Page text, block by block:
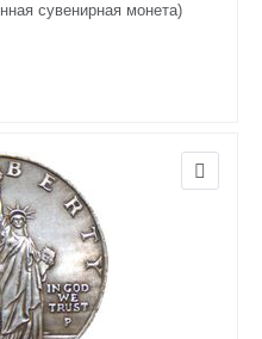
сувенирная монета)